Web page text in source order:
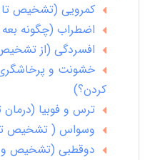
کمرویی (تشخیص تا
اضطراب (چگونه
افسردگی (از تشخیص
خشونت و
کردن؟)
ترس و فوبیا
وسواس ( تشخیص تا
دوقطبی (تشخیص و